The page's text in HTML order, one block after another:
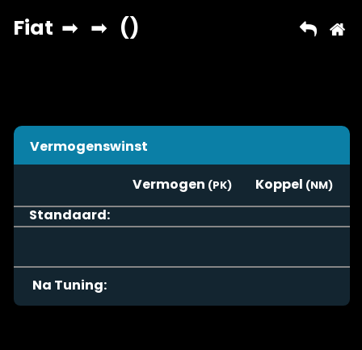
Vermogenswinst
Vermogen
Koppel
Standaard:
Na Tuning: